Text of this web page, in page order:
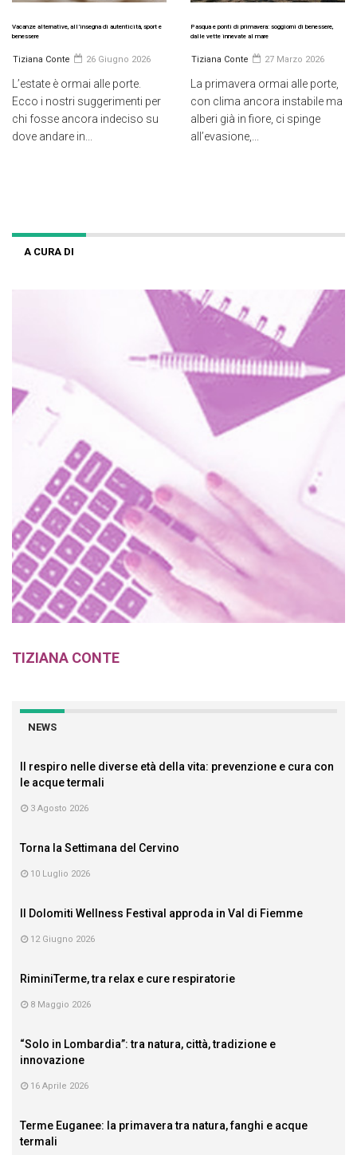
Vacanze alternative, all’insegna di autenticità, sport e
benessere
Tiziana Conte 26 Giugno 2026
L’estate è ormai alle porte.
Ecco i nostri suggerimenti per
chi fosse ancora indeciso su
dove andare in...
Pasqua e ponti di primavera: soggiorni di benessere,
dalle vette innevate al mare
Tiziana Conte 27 Marzo 2026
La primavera ormai alle porte,
con clima ancora instabile ma
alberi già in fiore, ci spinge
all’evasione,...
A CURA DI
TIZIANA CONTE
NEWS
Il respiro nelle diverse età della vita: prevenzione e cura con
le acque termali
3 Agosto 2026
Torna la Settimana del Cervino
10 Luglio 2026
Il Dolomiti Wellness Festival approda in Val di Fiemme
12 Giugno 2026
RiminiTerme, tra relax e cure respiratorie
8 Maggio 2026
“Solo in Lombardia”: tra natura, città, tradizione e
innovazione
16 Aprile 2026
Terme Euganee: la primavera tra natura, fanghi e acque
termali